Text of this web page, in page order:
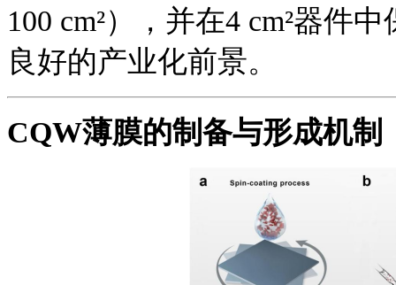
100 cm²），并在4 cm²器件
良好的产业化前景。
CQW薄膜的制备与形成机制